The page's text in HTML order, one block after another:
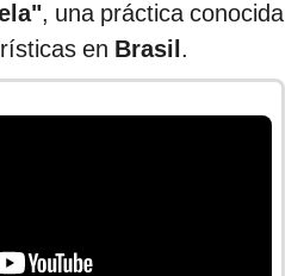
, una práctica conocida
en Brasil.